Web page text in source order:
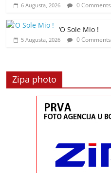
6 Augusta, 2026 0 Comments
‘O Sole Mio !
5 Augusta, 2026 0 Comments
Zipa photo